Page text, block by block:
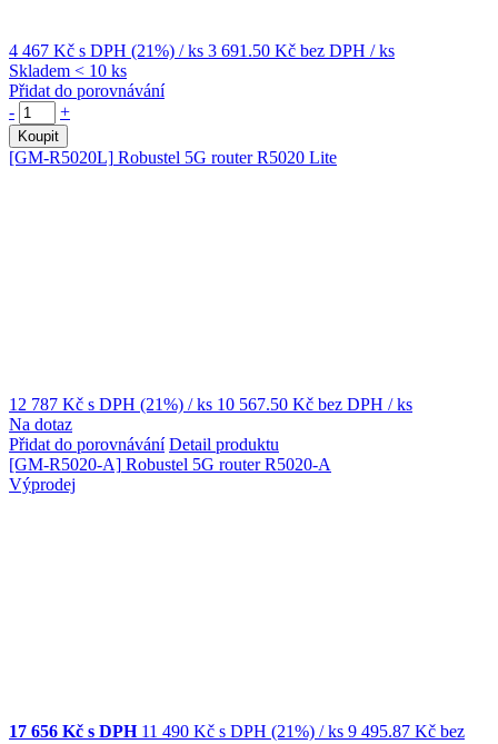
4 467 Kč s DPH (21%) / ks 3 691.50 Kč bez DPH / ks
Skladem < 10 ks
Přidat do porovnávání
-
+
Koupit
[GM-R5020L] Robustel 5G router R5020 Lite
12 787 Kč s DPH (21%) / ks 10 567.50 Kč bez DPH / ks
Na dotaz
Přidat do porovnávání Detail produktu
[GM-R5020-A] Robustel 5G router R5020-A
Výprodej
17 656 Kč s DPH 11 490 Kč s DPH (21%) / ks 9 495.87 Kč bez